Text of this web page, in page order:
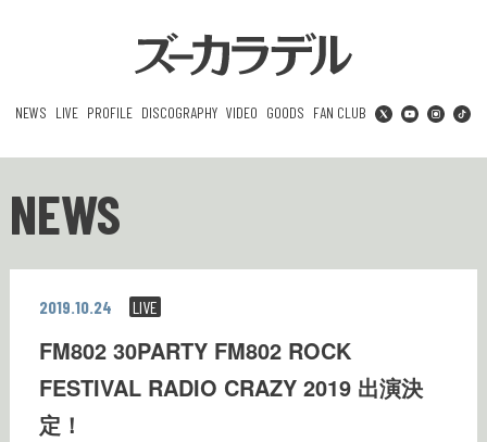
NEWS LIVE PROFILE DISCOGRAPHY VIDEO GOODS FAN CLUB
NEWS
2019.10.24 LIVE
FM802 30PARTY FM802 ROCK
FESTIVAL RADIO CRAZY 2019 出演決
定！